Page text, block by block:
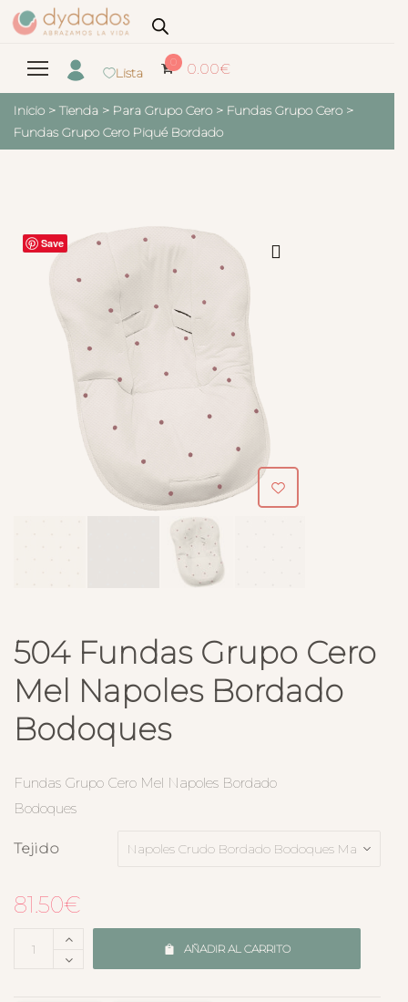
Lista
0 0.00€
Inicio > Tienda > Para Grupo Cero > Fundas Grupo Cero >
Fundas Grupo Cero Piqué Bordado
Save
504 Fundas Grupo Cero
Mel Napoles Bordado
Bodoques
Fundas Grupo Cero Mel Napoles Bordado
Bodoques
Tejido
81.50€
AÑADIR AL CARRITO